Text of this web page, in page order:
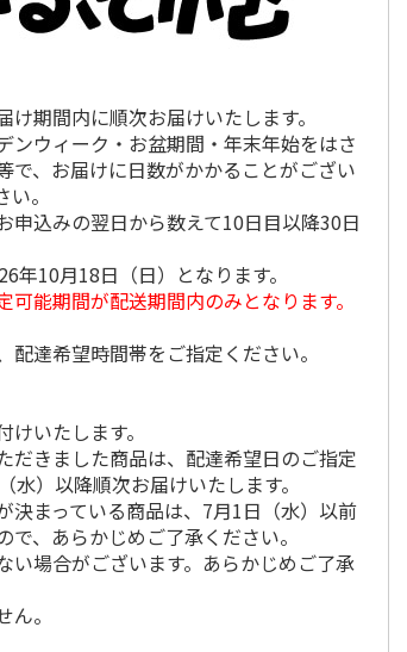
グマスクメロ
個入
（10）
円
夏小夏 家庭用 ３
ｋｇ
4.6（26）
3,140円
福島県産ふぞろい
桃 川中島白桃
3,400円
期間内に順次お届けいたします。
ウィーク・お盆期間・年末年始をはさ
で、お届けに日数がかかることがござい
。
込みの翌日から数えて10日目以降30日
10月18日（日）となります。
能期間が配送期間内のみとなります。
達希望時間帯をご指定ください。
いたします。
きました商品は、配達希望日のご指定
）以降順次お届けいたします。
決まっている商品は、7月1日（水）以前
、あらかじめご了承ください。
場合がございます。あらかじめご了承
。